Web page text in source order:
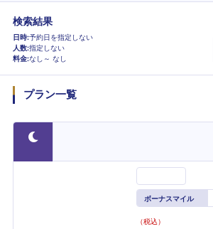
検索結果
日時 予約日を指定しない
人数 指定しない
料金 なし～ なし
プラン一覧
ボーナスマイル
（税込）